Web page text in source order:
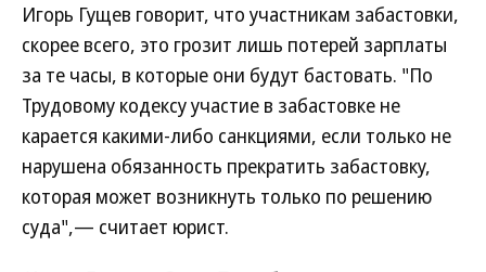
Игорь Гущев говорит, что участникам забастовки,
скорее всего, это грозит лишь потерей зарплаты
за те часы, в которые они будут бастовать. "По
Трудовому кодексу участие в забастовке не
карается какими-либо санкциями, если только не
нарушена обязанность прекратить забастовку,
которая может возникнуть только по решению
суда",— считает юрист.